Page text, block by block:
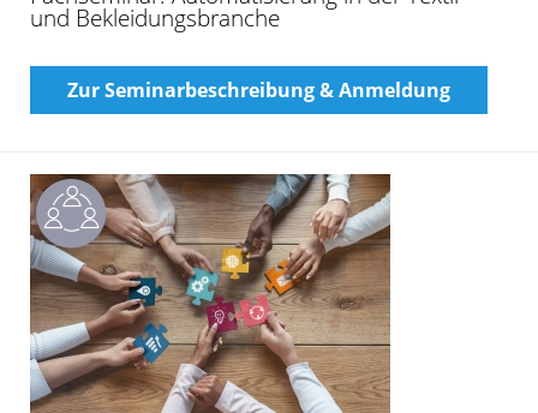
und Bekleidungsbranche
Zur Seminarbeschreibung & Anmeldung